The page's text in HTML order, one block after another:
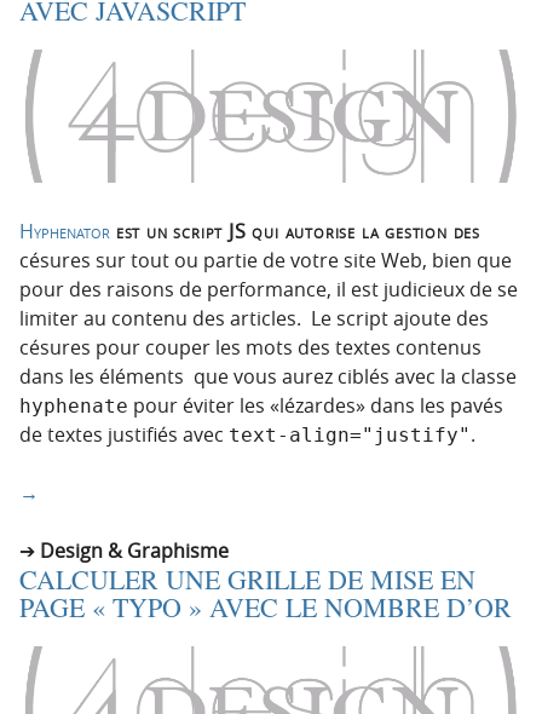
AVEC JAVASCRIPT
Hyphenator est un script JS qui autorise la gestion des
césures sur tout ou partie de votre site Web, bien que
pour des raisons de performance, il est judicieux de se
limiter au contenu des articles. Le script ajoute des
césures pour couper les mots des textes contenus
dans les éléments que vous aurez ciblés avec la classe
hyphenate pour éviter les «lézardes» dans les pavés
de textes justifiés avec text-align="justify" .
→
Design & Graphisme
CALCULER UNE GRILLE DE MISE EN
PAGE « TYPO » AVEC LE NOMBRE D’OR